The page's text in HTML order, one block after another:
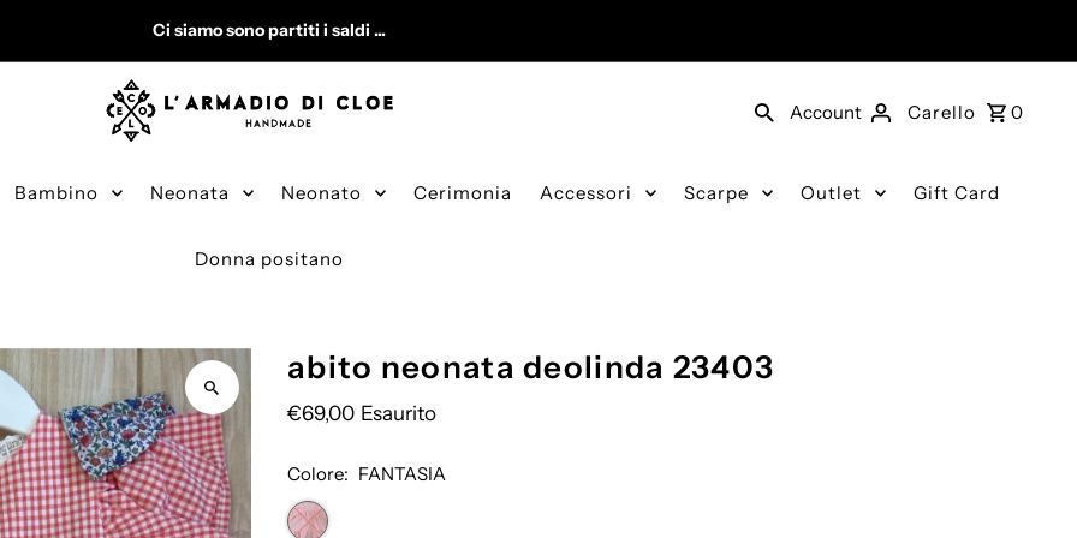
Ci siamo sono partiti i saldi ...
Account Carello 0
Bambino Neonata Neonato Cerimonia Accessori Scarpe Outlet Gift Card
Donna positano
abito neonata deolinda 23403
€69,00 Esaurito
Colore: FANTASIA